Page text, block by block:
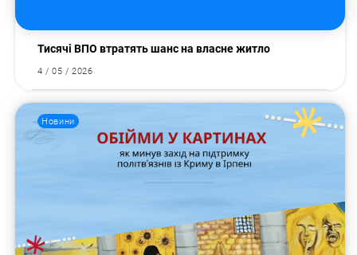
Тисячі ВПО втратять шанс на власне житло
4 / 05 / 2026
Новини